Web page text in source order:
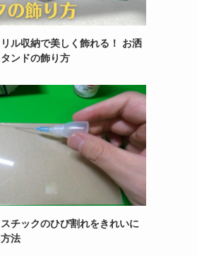
ル収納で美しく飾れる！ お洒
ンドの飾り方
チックのひび割れをきれいに
法